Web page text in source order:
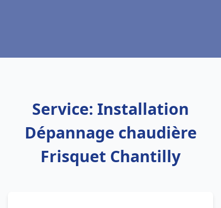
Service: Installation
Dépannage chaudière
Frisquet Chantilly